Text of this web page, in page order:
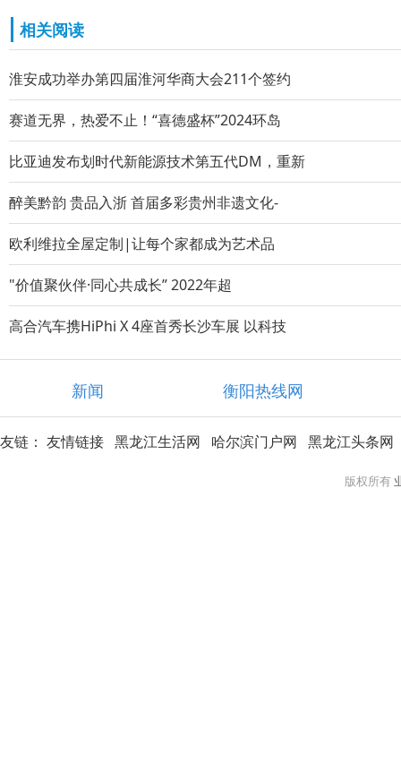
相关阅读
淮安成功举办第四届淮河华商大会211个签约
赛道无界，热爱不止！“喜德盛杯”2024环岛
比亚迪发布划时代新能源技术第五代DM，重新
醉美黔韵 贵品入浙 首届多彩贵州非遗文化-
欧利维拉全屋定制|让每个家都成为艺术品
"价值聚伙伴·同心共成长” 2022年超
高合汽车携HiPhi X 4座首秀长沙车展 以科技
新闻 衡阳热线网
友链： 友情链接 黑龙江生活网 哈尔滨门户网 黑龙江头条网
版权所有